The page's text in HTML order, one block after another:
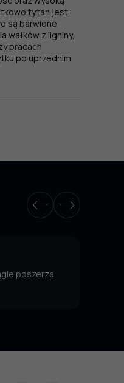
tytan jest
są barwione
wałków z ligniny,
pracach
po uprzednim
poszerza